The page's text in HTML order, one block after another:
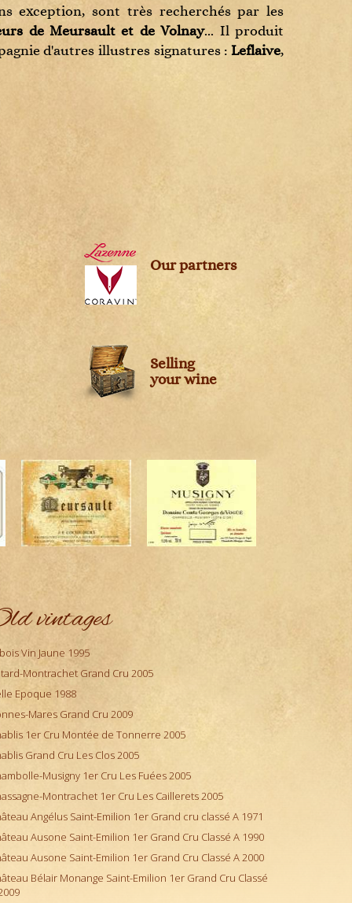
exception, sont très recherchés par les
de Meursault et de Volnay... Il produit
d'autres illustres signatures : Leflaive,
Our partners
Selling
your wine
vintages
Vin Jaune 1995
Montrachet Grand Cru 2005
Epoque 1988
Mares Grand Cru 2009
1er Cru Montée de Tonnerre 2005
Grand Cru Les Clos 2005
Musigny 1er Cru Les Fuées 2005
Montrachet 1er Cru Les Caillerets 2005
Angélus Saint-Emilion 1er Grand cru classé A 1971
Ausone Saint-Emilion 1er Grand Cru Classé A 1990
Ausone Saint-Emilion 1er Grand Cru Classé A 2000
Bélair Monange Saint-Emilion 1er Grand Cru Classé